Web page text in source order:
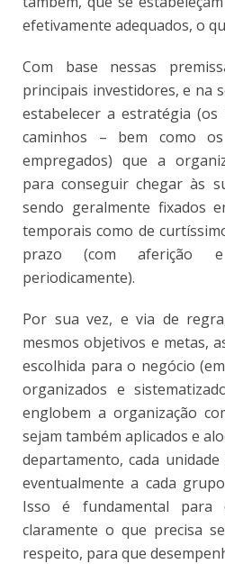
efetivamente adequados, o
Com base nessas
principais investidores, e na
estabelecer a estratégia
caminhos – bem como
empregados) que a
para conseguir chegar às
sendo geralmente fixados
temporais como de
prazo (com aferição
periodicamente).
Por sua vez, e via de
mesmos objetivos e metas,
escolhida para o negócio
organizados e
englobem a organização
sejam também aplicados e
departamento, cada
eventualmente a cada
Isso é fundamental para
claramente o que precisa
respeito, para que